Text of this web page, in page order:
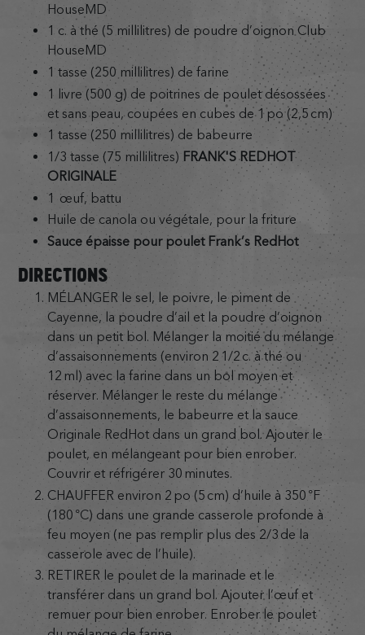
HouseMD
1 c. à thé (5 millilitres) de poudre d’oignon Club
HouseMD
1 tasse (250 millilitres) de farine
1 livre (500 g) de poitrines de poulet désossées
et sans peau, coupées en cubes de 1 po (2,5 cm)
1 tasse (250 millilitres) de babeurre
1/3 tasse (75 millilitres) FRANK'S REDHOT
ORIGINALE
1 œuf, battu
Huile de canola ou végétale, pour la friture
Sauce épaisse pour poulet Frank’s RedHot
DIRECTIONS
MÉLANGER le sel, le poivre, le piment de
Cayenne, la poudre d’ail et la poudre d’oignon
dans un petit bol. Mélanger la moitié du mélange
d’assaisonnements (environ 2 1/2 c. à thé ou
12 ml) avec la farine dans un bol moyen et
réserver. Mélanger le reste du mélange
d’assaisonnements, le babeurre et la sauce
Originale RedHot dans un grand bol. Ajouter le
poulet, en mélangeant pour bien enrober.
Couvrir et réfrigérer 30 minutes.
CHAUFFER environ 2 po (5 cm) d’huile à 350 °F
(180 °C) dans une grande casserole profonde à
feu moyen (ne pas remplir plus des 2/3 de la
casserole avec de l’huile).
RETIRER le poulet de la marinade et le
transférer dans un grand bol. Ajouter l’œuf et
remuer pour bien enrober. Enrober le poulet